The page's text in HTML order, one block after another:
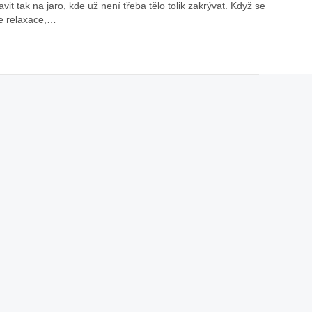
tak na jaro, kde už není třeba tělo tolik zakrývat. Když se
relaxace,…
iX3: auto roku z pohledu žen